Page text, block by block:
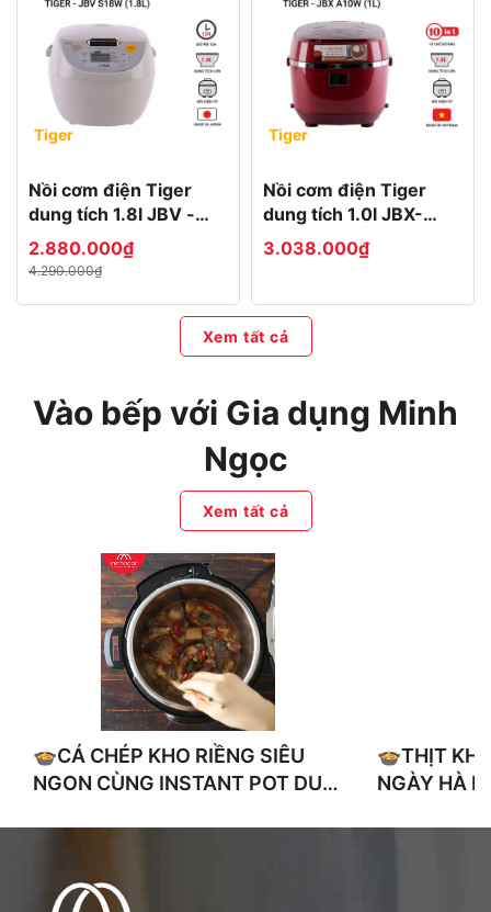
Tiger
Nồi cơm điện Tiger
dung tích 1.8l JBV -
S18W MADE IN JAPAN
2.880.000₫
4.290.000₫
Tiger
Nồi cơm điện Tiger
dung tích 1.0l JBX-
A10W MADE IN
VIETNAM
3.038.000₫
Xem tất cả
Vào bếp với Gia dụng Minh
Ngọc
Xem tất cả
🍲CÁ CHÉP KHO RIỀNG SIÊU
NGON CÙNG INSTANT POT DUO
🍲THỊT
NGÀY HÀ